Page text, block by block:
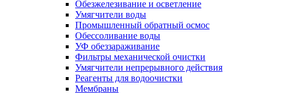
Обезжелезивание и осветление
Умягчители воды
Промышленный обратный осмос
Обессоливание воды
УФ обеззараживание
Фильтры механической очистки
Умягчители непрерывного действия
Реагенты для водоочистки
Мембраны